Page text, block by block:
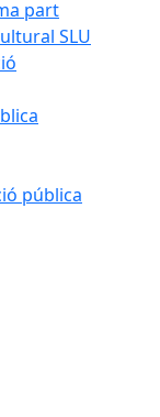
part
SLU
pública